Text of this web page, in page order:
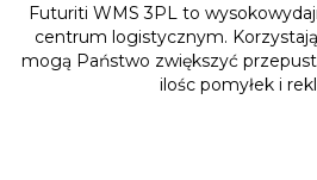
Futuriti WMS 3PL to
centrum logistycznym.
mogą Państwo zwiększyć
ilośc pomyłek i